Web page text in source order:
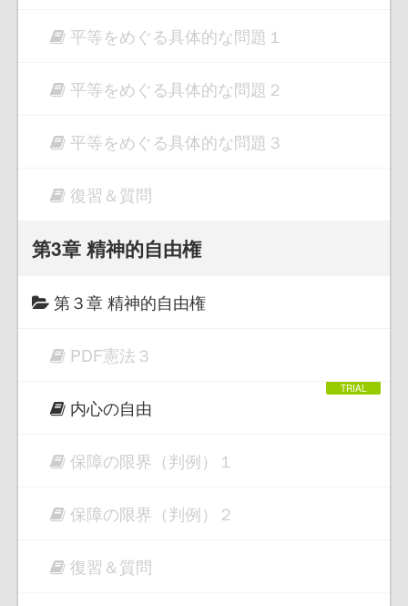
平等をめぐる具体的な問題１
平等をめぐる具体的な問題２
平等をめぐる具体的な問題３
復習＆質問
第3章 精神的自由権
第３章 精神的自由権
PDF憲法３
内心の自由
保障の限界（判例）１
保障の限界（判例）２
復習＆質問